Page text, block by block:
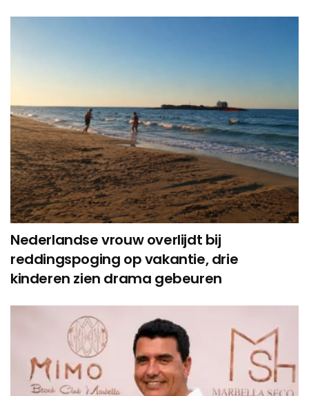
Nederlandse vrouw overlijdt bij
reddingspoging op vakantie, drie
kinderen zien drama gebeuren